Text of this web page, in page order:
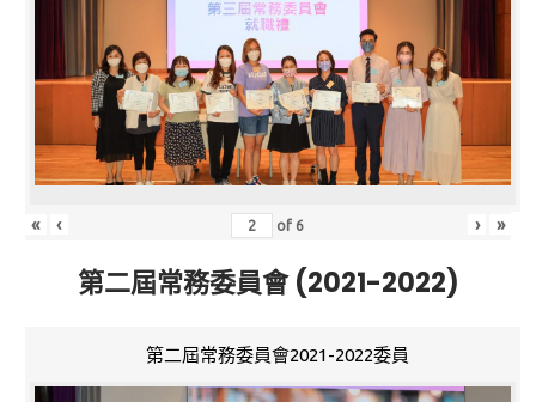
« ‹ of 6 › »
第二屆常務委員會 (2021-2022)
第二屆常務委員會2021-2022委員